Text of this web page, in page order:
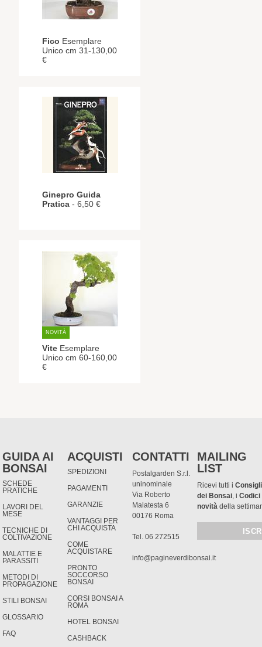
Fico Esemplare
Unico cm 31-130,00
€
Ginepro Guida
Pratica - 6,50 €
NOVITÀ
Vite Esemplare
Unico cm 60-160,00
€
GUIDA AI
BONSAI
SCHEDE
PRATICHE
LAVORI DEL
MESE
TECNICHE DI
COLTIVAZIONE
MALATTIE E
PARASSITI
METODI DI
PROPAGAZIONE
STILI BONSAI
GLOSSARIO
FAQ
ACQUISTI
SPEDIZIONI
PAGAMENTI
GARANZIE
VANTAGGI PER
CHI ACQUISTA
COME
ACQUISTARE
PRONTO
SOCCORSO
BONSAI
CORSI BONSAI A
ROMA
HOTEL BONSAI
CASHBACK
CONTATTI
Postalgarden S.r.l.
uninominale
Via Roberto
Malatesta 6
00176 Roma
Tel. 06 272515
info@pagineverdibonsai.it
MAILING
LIST
Ricevi tutti i
dei Bonsai, iCodici
novità della